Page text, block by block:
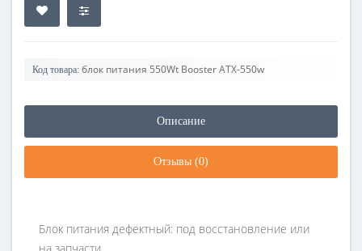
Код товара: блок питания 550Wt Booster ATX-550w
Описание
Отзывы (0)
Блок питания дефектный: под восстановление или